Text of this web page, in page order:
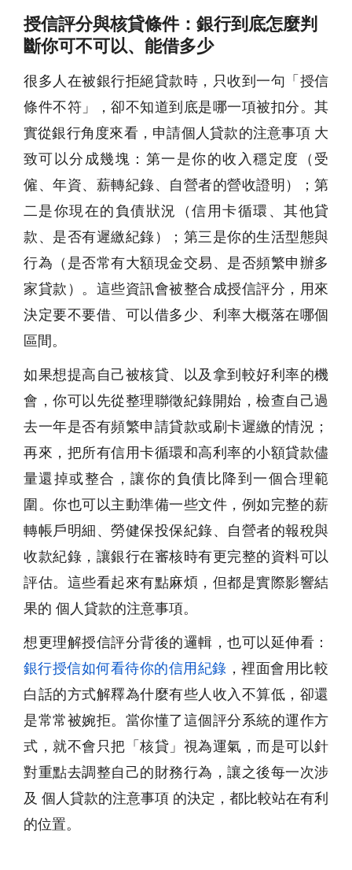
授信評分與核貸條件：銀行到底怎麼判
斷你可不可以、能借多少
很多人在被銀行拒絕貸款時，只收到一句「授信
條件不符」，卻不知道到底是哪一項被扣分。其
實從銀行角度來看，申請個人貸款的注意事項 大
致可以分成幾塊：第一是你的收入穩定度（受
僱、年資、薪轉紀錄、自營者的營收證明）；第
二是你現在的負債狀況（信用卡循環、其他貸
款、是否有遲繳紀錄）；第三是你的生活型態與
行為（是否常有大額現金交易、是否頻繁申辦多
家貸款）。這些資訊會被整合成授信評分，用來
決定要不要借、可以借多少、利率大概落在哪個
區間。
如果想提高自己被核貸、以及拿到較好利率的機
會，你可以先從整理聯徵紀錄開始，檢查自己過
去一年是否有頻繁申請貸款或刷卡遲繳的情況；
再來，把所有信用卡循環和高利率的小額貸款儘
量還掉或整合，讓你的負債比降到一個合理範
圍。你也可以主動準備一些文件，例如完整的薪
轉帳戶明細、勞健保投保紀錄、自營者的報稅與
收款紀錄，讓銀行在審核時有更完整的資料可以
評估。這些看起來有點麻煩，但都是實際影響結
果的 個人貸款的注意事項。
想更理解授信評分背後的邏輯，也可以延伸看：
銀行授信如何看待你的信用紀錄 ，裡面會用比較
白話的方式解釋為什麼有些人收入不算低，卻還
是常常被婉拒。當你懂了這個評分系統的運作方
式，就不會只把「核貸」視為運氣，而是可以針
對重點去調整自己的財務行為，讓之後每一次涉
及 個人貸款的注意事項 的決定，都比較站在有利
的位置。